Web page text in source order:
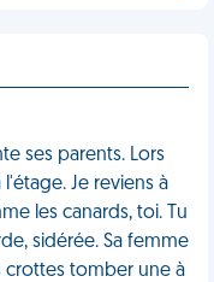
ses parents. Lors
Je reviens à
les canards, toi. Tu
sidérée. Sa femme
crottes tomber une à